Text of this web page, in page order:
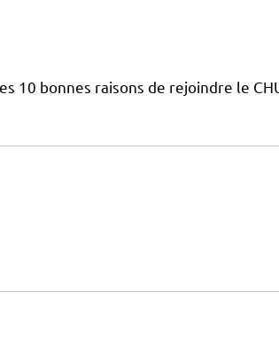
10 bonnes raisons de rejoindre le